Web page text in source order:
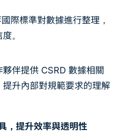
際標準對數據進行整理，
。
伴提供 CSRD 數據相關
升內部對規範要求的理解
，提升效率與透明性